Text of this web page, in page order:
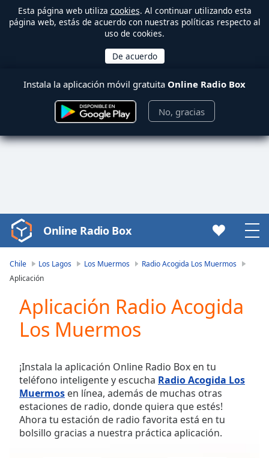
Esta página web utiliza cookies. Al continuar utilizando esta
página web, estás de acuerdo con nuestras políticas respecto al
uso de cookies.
Instala la aplicación móvil gratuita Online Radio Box
No, gracias
Video
Player
loading.
Video
Play
Backward
Mute
Current
Time0:00
Duration-:-
Loaded:
Online Radio Box
Chile Los Lagos Los Muermos
Radio Acogida Los Muermos
Aplicación
Aplicación Radio Acogida
Los Muermos
¡Instala la aplicación Online Radio Box en tu
teléfono inteligente y escucha Radio Acogida Los
Muermos en línea, además de muchas otras
estaciones de radio, donde quiera que estés!
Ahora tu estación de radio favorita está en tu
bolsillo gracias a nuestra práctica aplicación.